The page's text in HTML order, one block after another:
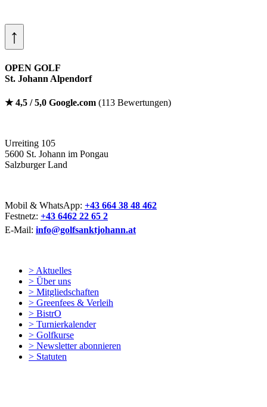
↑
OPEN GOLF
St. Johann Alpendorf
★ 4,5 / 5,0 Google.com (113 Bewertungen)
Urreiting 105
5600 St. Johann im Pongau
Salzburger Land
Mobil & WhatsApp: +43 664 38 48 462
Festnetz: +43 6462 22 65 2
E-Mail: info@golfsanktjohann.at
> Aktuelles
> Über uns
> Mitgliedschaften
> Greenfees & Verleih
> BistrO
> Turnierkalender
> Golfkurse
> Newsletter abonnieren
> Statuten